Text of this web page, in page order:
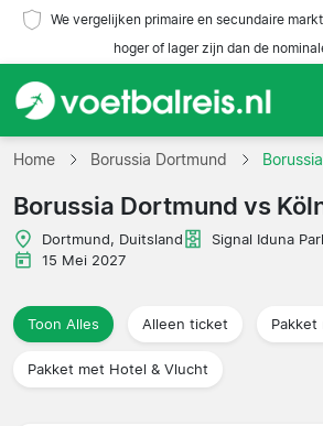
We vergelijken primaire en secundaire
hoger of lager zijn dan de
Home
Teams
Competities
Reisorganisaties
Home Borussia Dortmund
Borussia Dortmund vs
Dortmund, Duitsland Signal Iduna
15 Mei 2027
Toon Alles Alleen ticket Pakket
Pakket met Hotel & Vlucht